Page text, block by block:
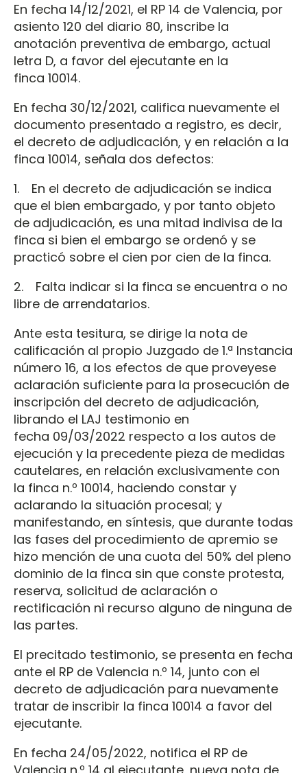
En fecha 14/12/2021, el RP 14 de Valencia, por
asiento 120 del diario 80, inscribe la
anotación preventiva de embargo, actual
letra D, a favor del ejecutante en la
finca 10014.
En fecha 30/12/2021, califica nuevamente el
documento presentado a registro, es decir,
el decreto de adjudicación, y en relación a la
finca 10014, señala dos defectos:
1. En el decreto de adjudicación se indica
que el bien embargado, y por tanto objeto
de adjudicación, es una mitad indivisa de la
finca si bien el embargo se ordenó y se
practicó sobre el cien por cien de la finca.
2. Falta indicar si la finca se encuentra o no
libre de arrendatarios.
Ante esta tesitura, se dirige la nota de
calificación al propio Juzgado de 1.ª Instancia
número 16, a los efectos de que proveyese
aclaración suficiente para la prosecución de
inscripción del decreto de adjudicación,
librando el LAJ testimonio en
fecha 09/03/2022 respecto a los autos de
ejecución y la precedente pieza de medidas
cautelares, en relación exclusivamente con
la finca n.º 10014, haciendo constar y
aclarando la situación procesal; y
manifestando, en síntesis, que durante todas
las fases del procedimiento de apremio se
hizo mención de una cuota del 50% del pleno
dominio de la finca sin que conste protesta,
reserva, solicitud de aclaración o
rectificación ni recurso alguno de ninguna de
las partes.
El precitado testimonio, se presenta en fecha
ante el RP de Valencia n.º 14, junto con el
decreto de adjudicación para nuevamente
tratar de inscribir la finca 10014 a favor del
ejecutante.
En fecha 24/05/2022, notifica el RP de